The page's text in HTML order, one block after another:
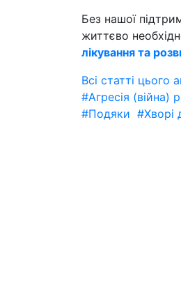
Без нашої
життєво
лікування та
Всі статті цього
#Агресія (війна)
#Подяки #Хворі